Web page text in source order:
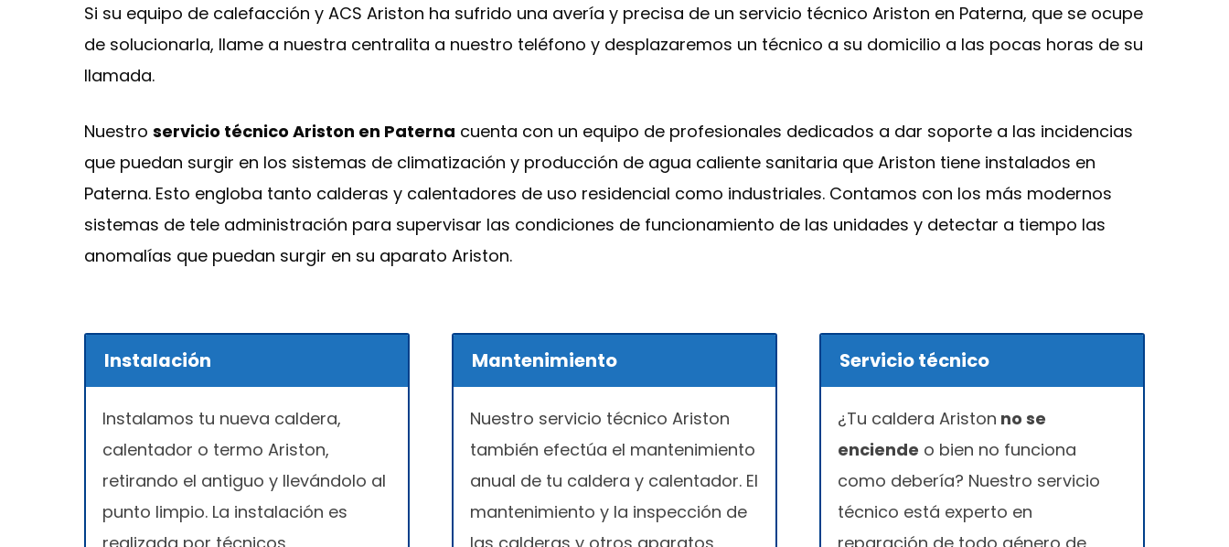
Si su equipo de calefacción y ACS Ariston ha sufrido una avería y precisa de un servicio técnico Ariston en Paterna, que se ocupe
de solucionarla, llame a nuestra centralita a nuestro teléfono y desplazaremos un técnico a su domicilio a las pocas horas de su
llamada.
Nuestro servicio técnico Ariston en Paterna cuenta con un equipo de profesionales dedicados a dar soporte a las incidencias
que puedan surgir en los sistemas de climatización y producción de agua caliente sanitaria que Ariston tiene instalados en
Paterna. Esto engloba tanto calderas y calentadores de uso residencial como industriales. Contamos con los más modernos
sistemas de tele administración para supervisar las condiciones de funcionamiento de las unidades y detectar a tiempo las
anomalías que puedan surgir en su aparato Ariston.
Instalación
Instalamos tu nueva caldera,
calentador o termo Ariston,
retirando el antiguo y llevándolo al
punto limpio. La instalación es
Mantenimiento
Nuestro servicio técnico Ariston
también efectúa el mantenimiento
anual de tu caldera y calentador. El
mantenimiento y la inspección de
Servicio técnico
¿Tu caldera Ariston no se
enciende o bien no funciona
como debería? Nuestro servicio
técnico está experto en